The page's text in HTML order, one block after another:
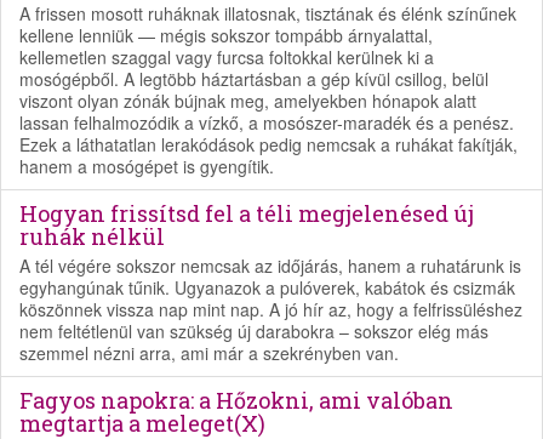
A frissen mosott ruháknak illatosnak, tisztának és élénk színűnek
kellene lenniük — mégis sokszor tompább árnyalattal,
kellemetlen szaggal vagy furcsa foltokkal kerülnek ki a
mosógépből. A legtöbb háztartásban a gép kívül csillog, belül
viszont olyan zónák bújnak meg, amelyekben hónapok alatt
lassan felhalmozódik a vízkő, a mosószer-maradék és a penész.
Ezek a láthatatlan lerakódások pedig nemcsak a ruhákat fakítják,
hanem a mosógépet is gyengítik.
Hogyan frissítsd fel a téli megjelenésed új
ruhák nélkül
A tél végére sokszor nemcsak az időjárás, hanem a ruhatárunk is
egyhangúnak tűnik. Ugyanazok a pulóverek, kabátok és csizmák
köszönnek vissza nap mint nap. A jó hír az, hogy a felfrissüléshez
nem feltétlenül van szükség új darabokra – sokszor elég más
szemmel nézni arra, ami már a szekrényben van.
Fagyos napokra: a Hőzokni, ami valóban
megtartja a meleget(X)